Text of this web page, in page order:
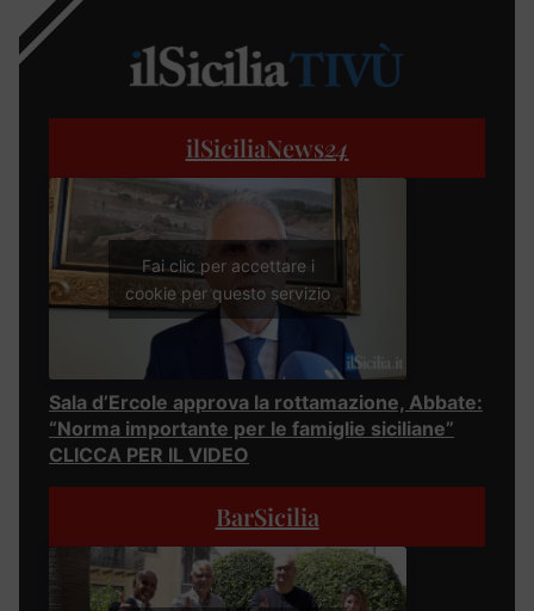
ilSiciliaNews24
Fai clic per accettare i
cookie per questo servizio
Sala d’Ercole approva la rottamazione, Abbate:
“Norma importante per le famiglie siciliane”
CLICCA PER IL VIDEO
BarSicilia